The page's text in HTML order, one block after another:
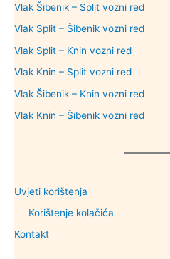
Vlak Šibenik – Split vozni red
Vlak Split – Šibenik vozni red
Vlak Split – Knin vozni red
Vlak Knin – Split vozni red
Vlak Šibenik – Knin vozni red
Vlak Knin – Šibenik vozni red
Uvjeti korištenja
Korištenje kolačića
Kontakt